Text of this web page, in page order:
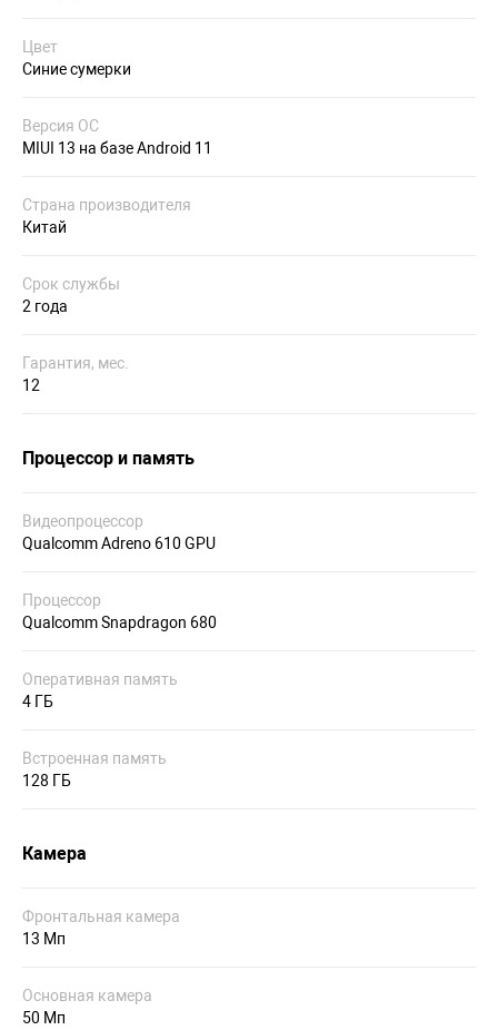
Цвет
Синие сумерки
Версия ОС
MIUI 13 на базе Android 11
Страна производителя
Китай
Срок службы
2 года
Гарантия, мес.
12
Процессор и память
Видеопроцессор
Qualcomm Adreno 610 GPU
Процессор
Qualcomm Snapdragon 680
Оперативная память
4 ГБ
Встроенная память
128 ГБ
Камера
Фронтальная камера
13 Мп
Основная камера
50 Мп